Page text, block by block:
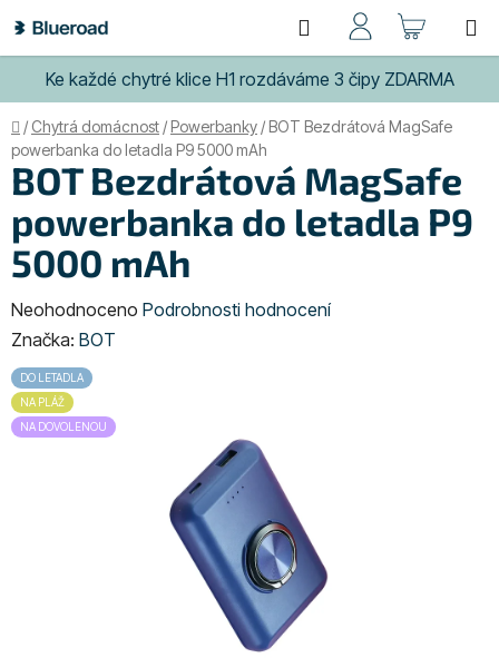
na
obsah
Ke každé chytré klice H1 rozdáváme 3 čipy ZDARMA
Hledat
KOŠÍK
Domů
/ Chytrá domácnost /Powerbanky /BOT Bezdrátová MagSafe
powerbanka do letadla P9 5000 mAh
BOT Bezdrátová MagSafe
powerbanka do letadla P9
5000 mAh
Průměrné
hodnocení
produktu
je
0,0
Neohodnoceno Podrobnosti hodnocení
Značka: BOT
DO LETADLA
NA PLÁŽ
NA DOVOLENOU